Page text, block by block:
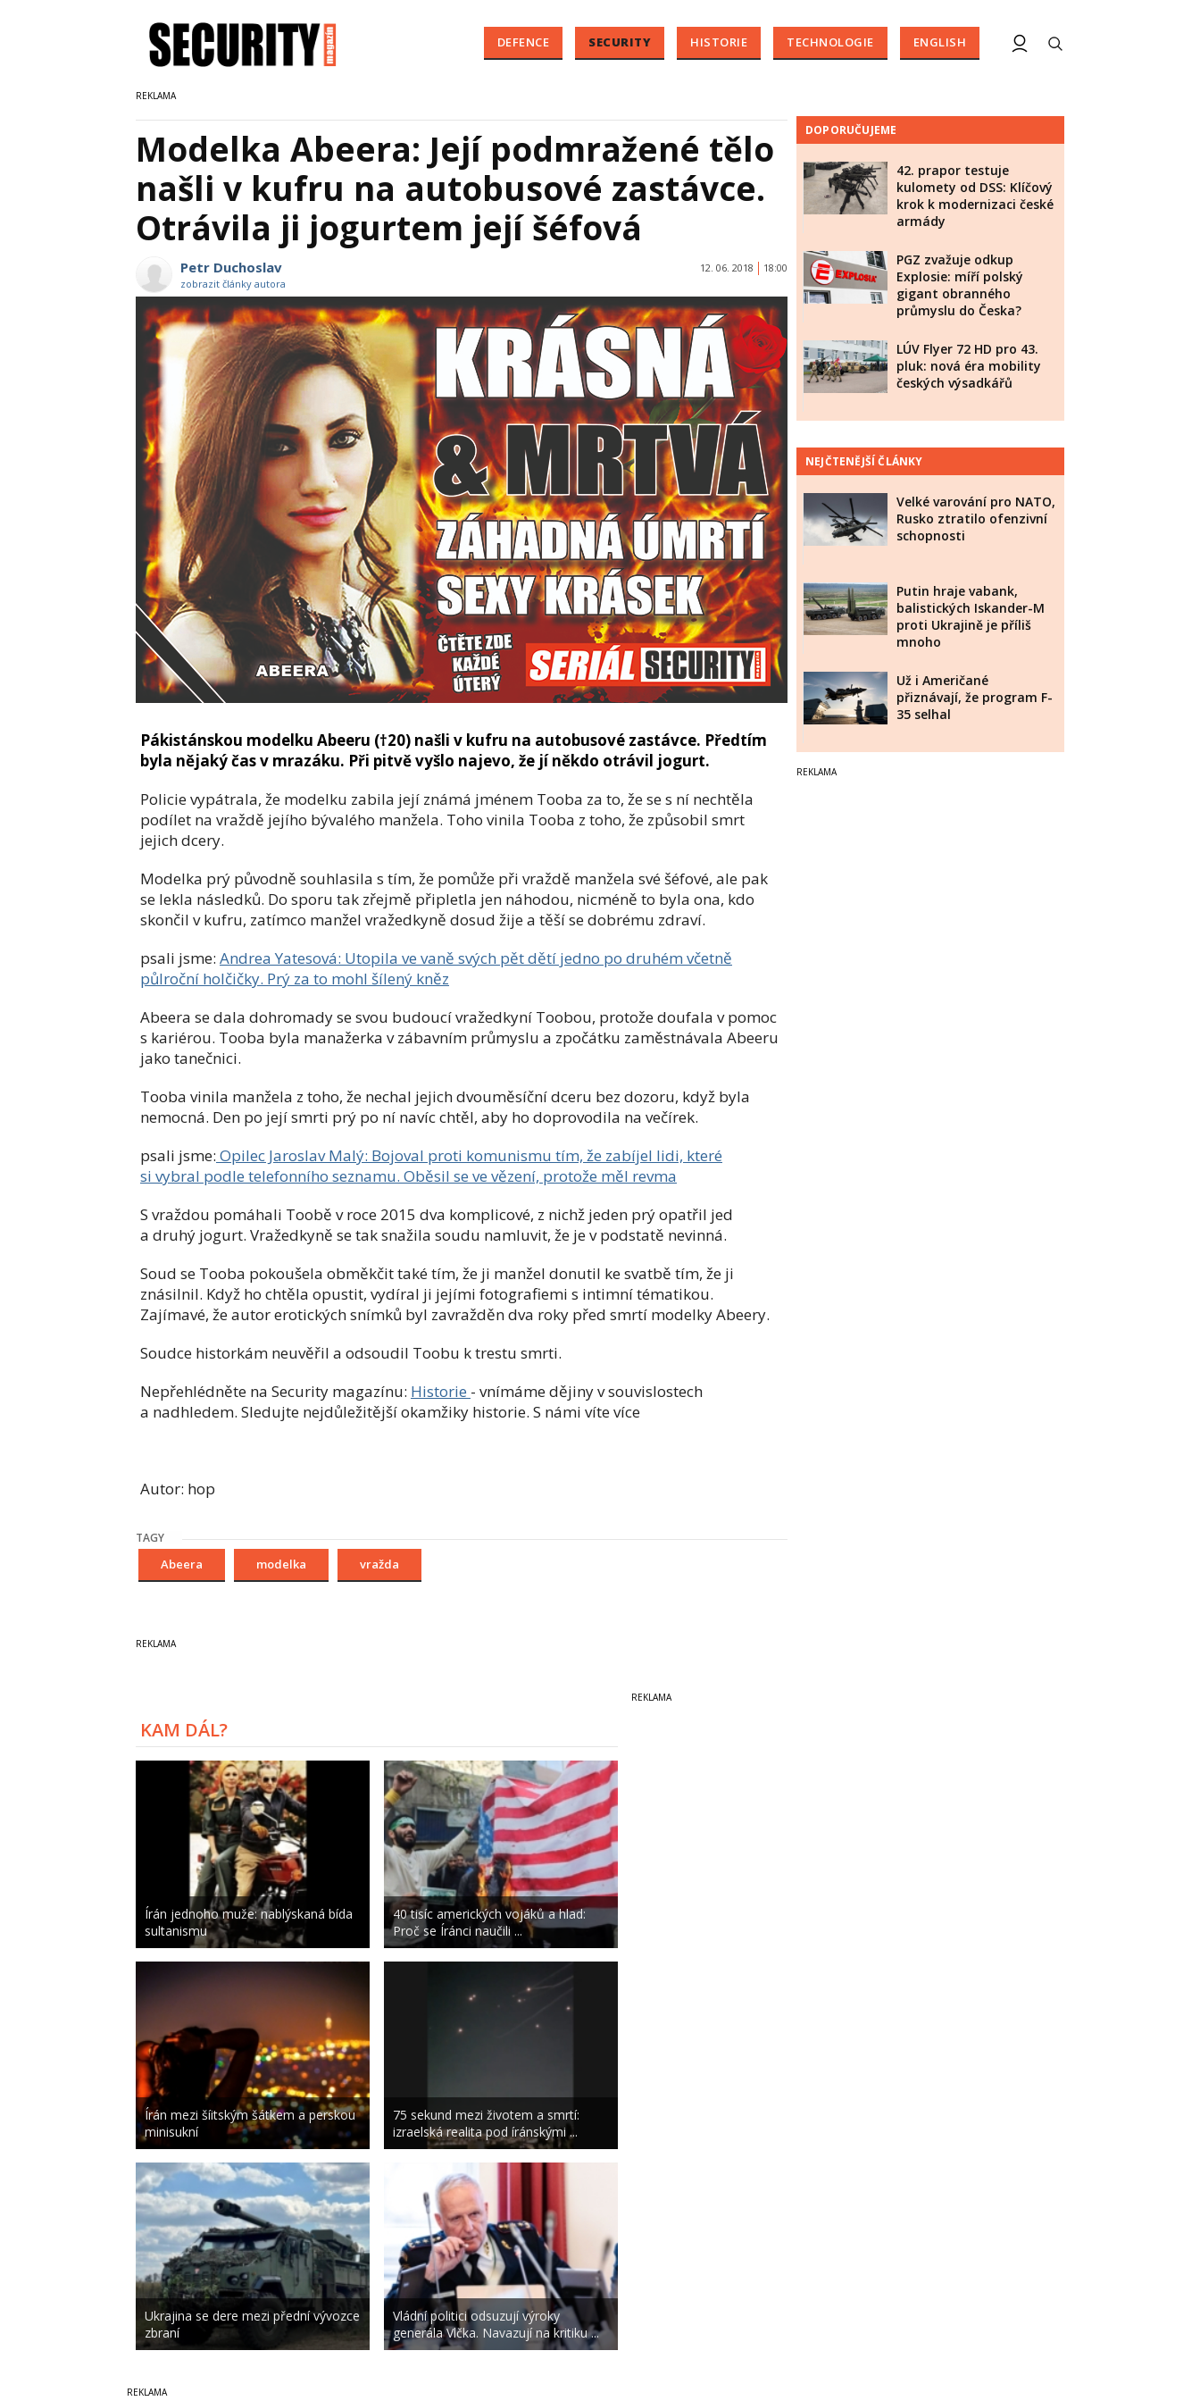
DEFENCE SECURITY HISTORIE TECHNOLOGIE ENGLISH
Modelka Abeera: Její podmražené tělo
našli v kufru na autobusové zastávce.
Otrávila ji jogurtem její šéfová
Petr Duchoslav
zobrazit články autora
12. 06. 2018 18:00
Pákistánskou modelku Abeeru (†20) našli v kufru na autobusové zastávce. Předtím
byla nějaký čas v mrazáku. Při pitvě vyšlo najevo, že jí někdo otrávil jogurt.
Policie vypátrala, že modelku zabila její známá jménem Tooba za to, že se s ní nechtěla
podílet na vraždě jejího bývalého manžela. Toho vinila Tooba z toho, že způsobil smrt
jejich dcery.
Modelka prý původně souhlasila s tím, že pomůže při vraždě manžela své šéfové, ale pak
se lekla následků. Do sporu tak zřejmě připletla jen náhodou, nicméně to byla ona, kdo
skončil v kufru, zatímco manžel vražedkyně dosud žije a těší se dobrému zdraví.
psali jsme: Andrea Yatesová: Utopila ve vaně svých pět dětí jedno po druhém včetně
půlroční holčičky. Prý za to mohl šílený kněz
Abeera se dala dohromady se svou budoucí vražedkyní Toobou, protože doufala v pomoc
s kariérou. Tooba byla manažerka v zábavním průmyslu a zpočátku zaměstnávala Abeeru
jako tanečnici.
Tooba vinila manžela z toho, že nechal jejich dvouměsíční dceru bez dozoru, když byla
nemocná. Den po její smrti prý po ní navíc chtěl, aby ho doprovodila na večírek.
psali jsme: Opilec Jaroslav Malý: Bojoval proti komunismu tím, že zabíjel lidi, které
si vybral podle telefonního seznamu. Oběsil se ve vězení, protože měl revma
S vraždou pomáhali Toobě v roce 2015 dva komplicové, z nichž jeden prý opatřil jed
a druhý jogurt. Vražedkyně se tak snažila soudu namluvit, že je v podstatě nevinná.
Soud se Tooba pokoušela obměkčit také tím, že ji manžel donutil ke svatbě tím, že ji
znásilnil. Když ho chtěla opustit, vydíral ji jejími fotografiemi s intimní tématikou.
Zajímavé, že autor erotických snímků byl zavražděn dva roky před smrtí modelky Abeery.
Soudce historkám neuvěřil a odsoudil Toobu k trestu smrti.
Nepřehlédněte na Security magazínu: Historie - vnímáme dějiny v souvislostech
a nadhledem. Sledujte nejdůležitější okamžiky historie. S námi víte více
Autor: hop
TAGY
Abeera modelka vražda
DOPORUČUJEME
42. prapor testuje
kulomety od DSS: Klíčový
krok k modernizaci české
armády
PGZ zvažuje odkup
Explosie: míří polský
gigant obranného
průmyslu do Česka?
LÚV Flyer 72 HD pro 43.
pluk: nová éra mobility
českých výsadkářů
NEJČTENĚJŠÍ ČLÁNKY
Velké varování pro NATO,
Rusko ztratilo ofenzivní
schopnosti
Putin hraje vabank,
balistických Iskander-M
proti Ukrajině je příliš
mnoho
Už i Američané
přiznávají, že program F-
35 selhal
KAM DÁL?
Írán jednoho muže: nablýskaná bída
sultanismu
Írán mezi šíitským šátkem a perskou
minisukní
Ukrajina se dere mezi přední vývozce
zbraní
40 tisíc amerických vojáků a hlad:
Proč se Íránci naučili ...
75 sekund mezi životem a smrtí:
izraelská realita pod íránskými ...
Vládní politici odsuzují výroky
generála Vlčka. Navazují na kritiku ...